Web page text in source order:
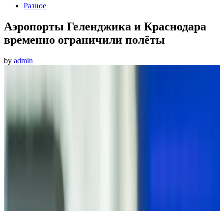
PostedРазное
Аэропорты Геленджика и Краснодара
временно ограничили полёты
by admin